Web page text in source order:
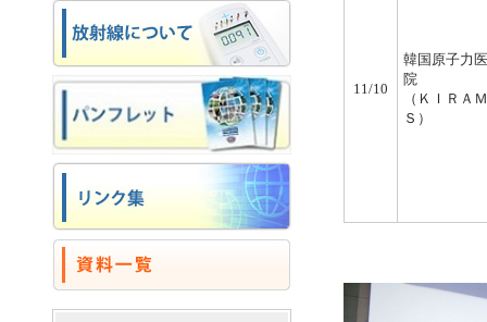
11/10
韓国原子力
院
（ＫＩＲＡＭ
Ｓ）